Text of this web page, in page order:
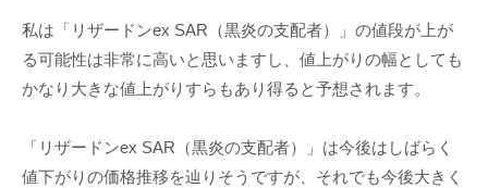
私は「リザードンex SAR（黒炎の支配者）」の値段が上が
る可能性は非常に高いと思いますし、値上がりの幅としても
かなり大きな値上がりすらもあり得ると予想されます。
「リザードンex SAR（黒炎の支配者）」は今後はしばらく
値下がりの価格推移を辿りそうですが、それでも今後大きく